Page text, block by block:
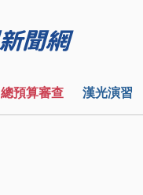
總預算審查 漢光演習